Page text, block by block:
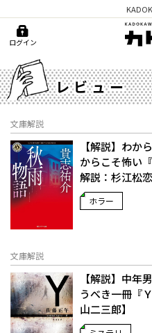
ログイン
レビュー
文庫解説
【解説】わか
からこそ怖い
解説：杉江松恋
ホラー
文庫解説
【解説】中年
うべき一冊――
山二三郎】